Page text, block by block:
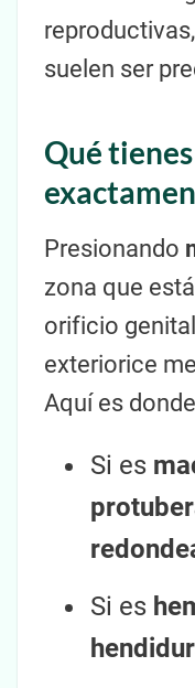
suelen ser
Qué
Presionando
zona que
orificio
exteriorice
Aquí es
Si es
Si es